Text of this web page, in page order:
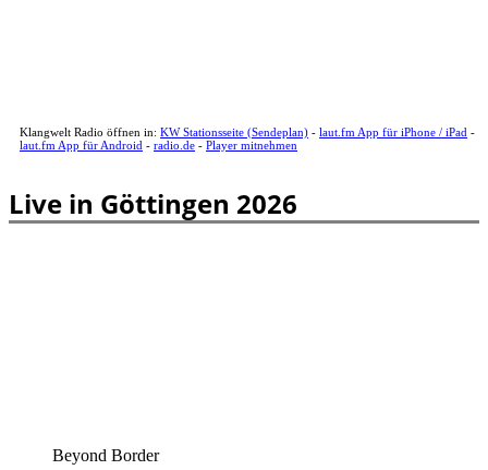
Klangwelt Radio öffnen in: KW Stationsseite (Sendeplan) - laut.fm App für iPhone / iPad -
laut.fm App für Android - radio.de - Player mitnehmen
Live in Göttingen 2026
Beyond Border